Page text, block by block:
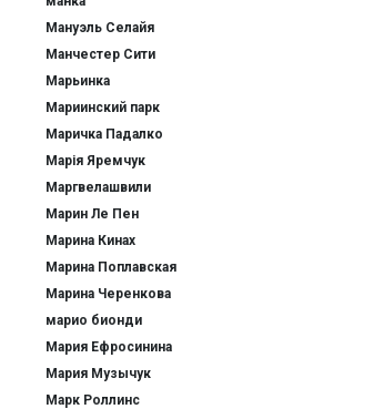
Мануэль Селайя
Манчестер Сити
Марьинка
Мариинский парк
Маричка Падалко
Марія Яремчук
Маргвелашвили
Марин Ле Пен
Марина Кинах
Марина Поплавская
Марина Черенкова
марио бионди
Мария Ефросинина
Мария Музычук
Марк Роллинс